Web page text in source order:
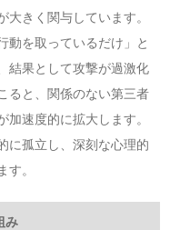
きく関与しています。
動を取っているだけ」と
結果として攻撃が過激化
ると、関係のない第三者
加速度的に拡大します。
に孤立し、深刻な心理的
。
み